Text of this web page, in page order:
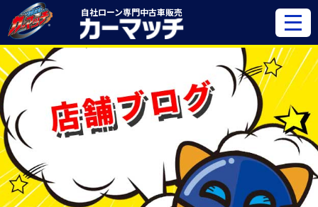
自社ローン専門中古車販売